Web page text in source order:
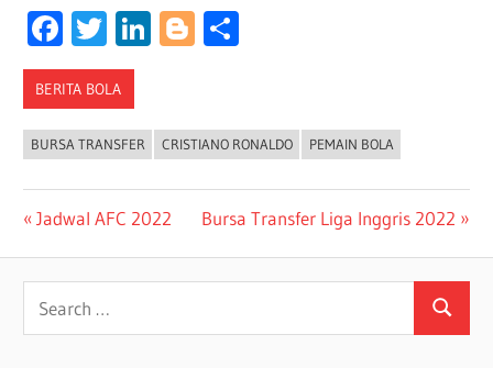
Facebook
Twitter
LinkedIn
Blogger
BERITA BOLA
BURSA TRANSFER CRISTIANO RONALDO PEMAIN BOLA
Post
navigation
Previous
Jadwal AFC 2022
Next
Bursa Transfer Liga Inggris 2022
Search